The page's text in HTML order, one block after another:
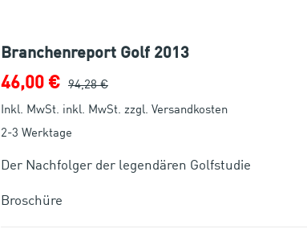
Branchenreport Golf 2013
46,00 € 94,28 €
Inkl. MwSt. inkl. MwSt. zzgl. Versandkosten
2-3 Werktage
Der Nachfolger der legendären Golfstudie
Broschüre